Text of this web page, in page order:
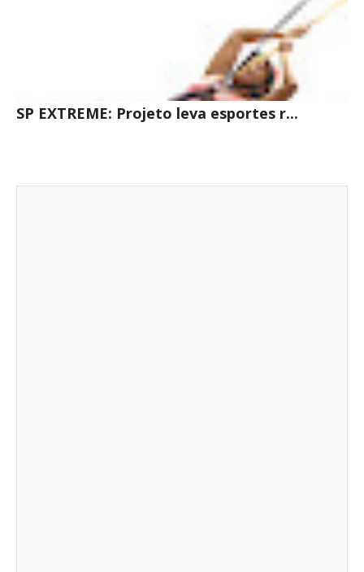
SP EXTREME: Projeto leva esportes r...